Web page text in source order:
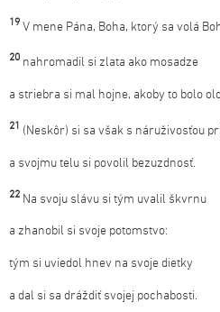
19 V mene Pána, Boha, ktorý sa volá
20 nahromadil si zlata ako mosadze
a striebra si mal hojne, akoby to bolo
21 (Neskôr) si sa však s náruživosťou
a svojmu telu si povolil bezuzdnosť.
22 Na svoju slávu si tým uvalil škvrnu
a zhanobil si svoje potomstvo:
tým si uviedol hnev na svoje dietky
a dal si sa dráždiť svojej pochabosti.